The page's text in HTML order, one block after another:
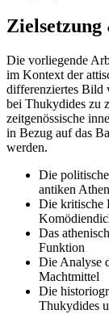
Die vorliegende
im Kontext der
differenziertes Bild
bei Thukydides zu
zeitgenössische
in Bezug auf das
werden.
Die
antiken Athen
Die kritische
Das
Funktion
Die Analyse
Machtmittel
Die
Thukydides